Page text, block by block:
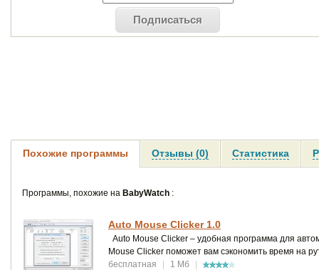
Подписаться
Похожие программы Отзывы (0) Статистика
Программы, похожие на BabyWatch :
Auto Mouse Clicker 1.0
Auto Mouse Clicker – удобная программа для
Mouse Clicker поможет вам сэкономить время на
бесплатная
| 1 Мб |